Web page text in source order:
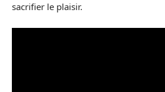
sacrifier le plaisir.